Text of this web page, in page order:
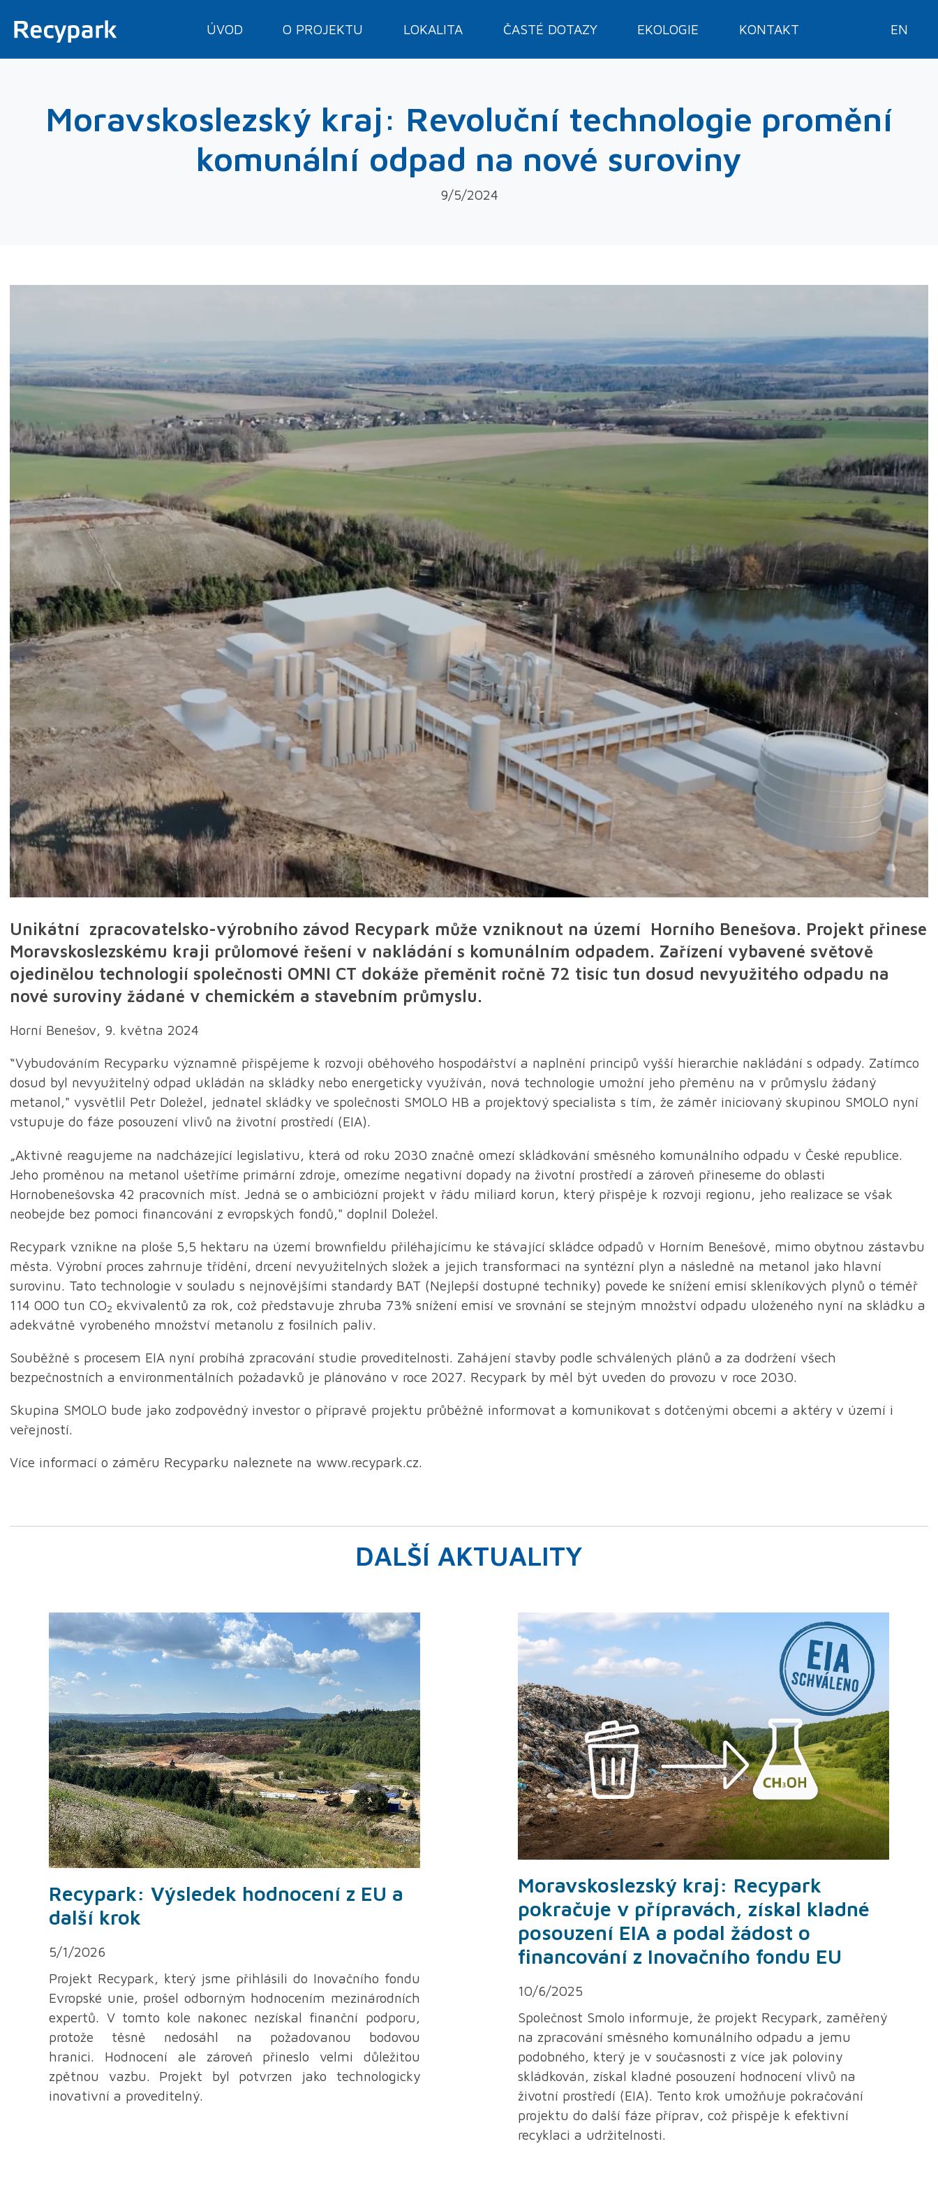
ÚVOD O PROJEKTU LOKALITA ČASTÉ DOTAZY EKOLOGIE KONTAKT EN
Moravskoslezský kraj: Revoluční technologie promění
komunální odpad na nové suroviny
9/5/2024
Unikátní zpracovatelsko-výrobního závod Recypark může vzniknout na území Horního Benešova. Projekt přinese
Moravskoslezskému kraji průlomové řešení v nakládání s komunálním odpadem. Zařízení vybavené světově
ojedinělou technologií společnosti OMNI CT dokáže přeměnit ročně 72 tisíc tun dosud nevyužitého odpadu na
nové suroviny žádané v chemickém a stavebním průmyslu.
Horní Benešov, 9. května 2024
“Vybudováním Recyparku významně přispějeme k rozvoji oběhového hospodářství a naplnění principů vyšší hierarchie nakládání s odpady. Zatímco
dosud byl nevyužitelný odpad ukládán na skládky nebo energeticky využíván, nová technologie umožní jeho přeměnu na v průmyslu žádaný
metanol," vysvětlil Petr Doležel, jednatel skládky ve společnosti SMOLO HB a projektový specialista s tím, že záměr iniciovaný skupinou SMOLO nyní
vstupuje do fáze posouzení vlivů na životní prostředí (EIA).
„Aktivně reagujeme na nadcházející legislativu, která od roku 2030 značně omezí skládkování směsného komunálního odpadu v České republice.
Jeho proměnou na metanol ušetříme primární zdroje, omezíme negativní dopady na životní prostředí a zároveň přineseme do oblasti
Hornobenešovska 42 pracovních míst. Jedná se o ambiciózní projekt v řádu miliard korun, který přispěje k rozvoji regionu, jeho realizace se však
neobejde bez pomoci financování z evropských fondů," doplnil Doležel.
Recypark vznikne na ploše 5,5 hektaru na území brownfieldu přiléhajícímu ke stávající skládce odpadů v Horním Benešově, mimo obytnou zástavbu
města. Výrobní proces zahrnuje třídění, drcení nevyužitelných složek a jejich transformaci na syntézní plyn a následně na metanol jako hlavní
surovinu. Tato technologie v souladu s nejnovějšími standardy BAT (Nejlepší dostupné techniky) povede ke snížení emisí skleníkových plynů o téměř
114 000 tun CO2 ekvivalentů za rok, což představuje zhruba 73% snížení emisí ve srovnání se stejným množství odpadu uloženého nyní na skládku a
adekvátně vyrobeného množství metanolu z fosilních paliv.
Souběžně s procesem EIA nyní probíhá zpracování studie proveditelnosti. Zahájení stavby podle schválených plánů a za dodržení všech
bezpečnostních a environmentálních požadavků je plánováno v roce 2027. Recypark by měl být uveden do provozu v roce 2030.
Skupina SMOLO bude jako zodpovědný investor o přípravě projektu průběžně informovat a komunikovat s dotčenými obcemi a aktéry v území i
veřejností.
Více informací o záměru Recyparku naleznete na www.recypark.cz.
DALŠÍ AKTUALITY
Recypark: Výsledek hodnocení z EU a
další krok
5/1/2026
Projekt Recypark, který jsme přihlásili do Inovačního fondu
Evropské unie, prošel odborným hodnocením mezinárodních
expertů. V tomto kole nakonec nezískal finanční podporu,
protože těsně nedosáhl na požadovanou bodovou
hranici. Hodnocení ale zároveň přineslo velmi důležitou
zpětnou vazbu. Projekt byl potvrzen jako technologicky
inovativní a proveditelný.
Moravskoslezský kraj: Recypark
pokračuje v přípravách, získal kladné
posouzení EIA a podal žádost o
financování z Inovačního fondu EU
10/6/2025
Společnost Smolo informuje, že projekt Recypark, zaměřený
na zpracování směsného komunálního odpadu a jemu
podobného, který je v současnosti z více jak poloviny
skládkován, získal kladné posouzení hodnocení vlivů na
životní prostředí (EIA). Tento krok umožňuje pokračování
projektu do další fáze příprav, což přispěje k efektivní
recyklaci a udržitelnosti.